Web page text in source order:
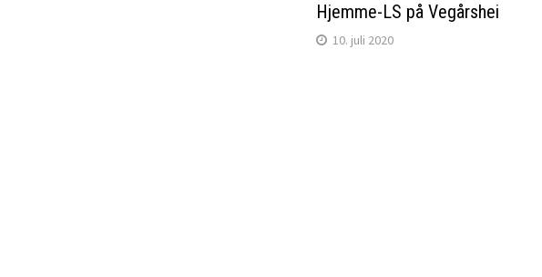
Hjemme-LS på Vegårshei
10. juli 2020